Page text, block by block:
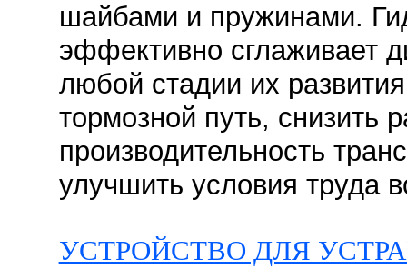
шайбами и пружинами.
эффективно сглаживает
любой стадии их
тормозной путь, снизить
производительность
улучшить условия труда
УСТРОЙСТВО ДЛЯ